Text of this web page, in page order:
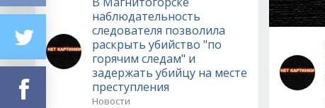
наблюдательность
следователя позволила
раскрыть убийство "по
горячим следам" и
задержать убийцу на месте
преступления
Новости